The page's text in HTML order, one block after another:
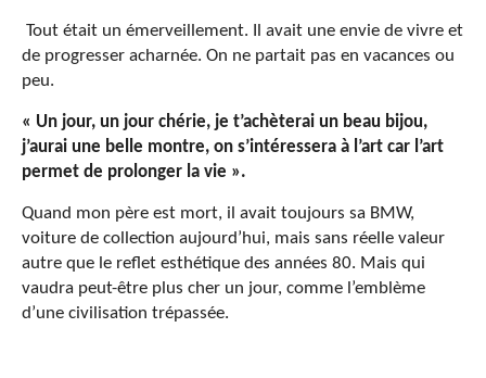
Tout était un émerveillement. Il avait une envie de vivre et
de progresser acharnée. On ne partait pas en vacances ou
peu.
« Un jour, un jour chérie, je t’achèterai un beau bijou,
j’aurai une belle montre, on s’intéressera à l’art car l’art
permet de prolonger la vie ».
Quand mon père est mort, il avait toujours sa BMW,
voiture de collection aujourd’hui, mais sans réelle valeur
autre que le reflet esthétique des années 80. Mais qui
vaudra peut-être plus cher un jour, comme l’emblème
d’une civilisation trépassée.